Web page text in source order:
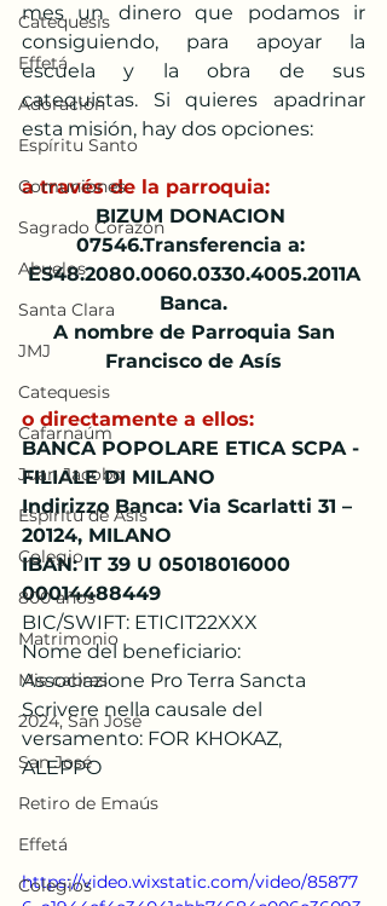
Catequesis
Effetá
Adoración
Espíritu Santo
Comuniones
Sagrado Corazón
Abuelos
Santa Clara
JMJ
Catequesis
Cafarnaúm
Juan Jacobo
Espíritu de Asís
Colegio
800 años
Matrimonio
Mis cabras
2024, San José
San José
Retiro de Emaús
Effetá
Colegios
mes un dinero que podamos ir
consiguiendo, para apoyar la
escuela y la obra de sus
catequistas. Si quieres apadrinar
esta misión, hay dos opciones:
a través de la parroquia:
BIZUM DONACION
07546.Transferencia a:
ES48.2080.0060.0330.4005.2011A
Banca.
Francisco de Asís
o directamente a ellos:
BANCA POPOLARE ETICA SCPA -
FILIALE DI MILANO
Indirizzo Banca: Via Scarlatti 31 –
20124, MILANO
IBAN: IT 39 U 05018016000
00014488449
BIC/SWIFT: ETICIT22XXX
Nome del beneficiario:
Associazione Pro Terra Sancta
Scrivere nella causale del
versamento: FOR KHOKAZ,
ALEPPO
https://video.wixstatic.com/video/85877